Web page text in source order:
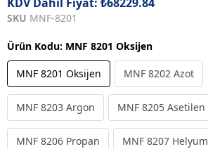
SKU MNF-8201
Ürün Kodu: MNF 8201 Oksijen
MNF 8201 Oksijen MNF 8202 Azot
MNF 8203 Argon MNF 8205 Asetilen
MNF 8206 Propan MNF 8207 Helyum